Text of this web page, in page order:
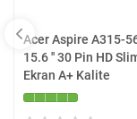
Acer Aspire A315-
15.6 '' 30 Pin HD
Ekran A+ Kalite